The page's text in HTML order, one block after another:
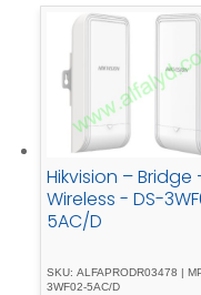
Hikvision – Bridge
Wireless - DS-
5AC/D
SKU: ALFAPRODR03478 |
3WF02-5AC/D